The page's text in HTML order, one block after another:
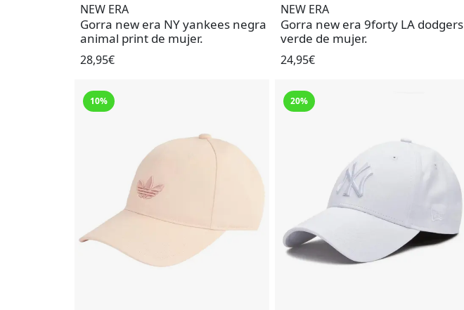
NEW ERA
Gorra new era NY yankees negra
animal print de mujer.
28,95€
NEW ERA
Gorra new era 9forty LA dodgers
verde de mujer.
24,95€
10% 20%